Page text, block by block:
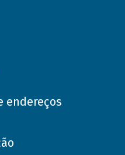
endereços